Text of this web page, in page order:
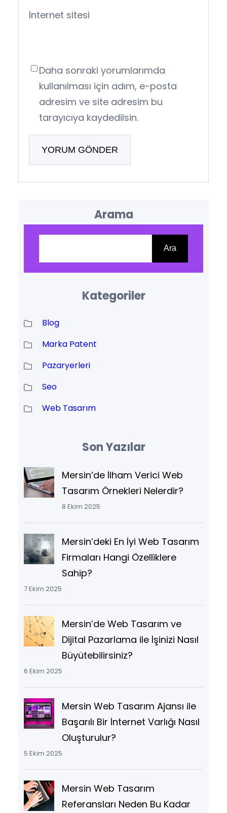
İnternet sitesi
Daha sonraki yorumlarımda
kullanılması için adım, e-posta
adresim ve site adresim bu
tarayıcıya kaydedilsin.
Arama
Ara
Ara
Kategoriler
Blog
Marka Patent
Pazaryerleri
Seo
Web Tasarım
Son Yazılar
Mersin’de İlham Verici Web
Tasarım Örnekleri Nelerdir?
8 Ekim 2025
Mersin’deki En İyi Web Tasarım
Firmaları Hangi Özelliklere
Sahip?
7 Ekim 2025
Mersin’de Web Tasarım ve
Dijital Pazarlama ile İşinizi Nasıl
Büyütebilirsiniz?
6 Ekim 2025
Mersin Web Tasarım Ajansı ile
Başarılı Bir İnternet Varlığı Nasıl
Oluşturulur?
5 Ekim 2025
Mersin Web Tasarım
Referansları Neden Bu Kadar